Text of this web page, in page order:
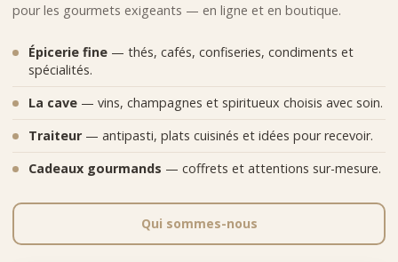
pour les gourmets exigeants — en ligne et en boutique.
Épicerie fine — thés, cafés, confiseries, condiments et
spécialités.
La cave — vins, champagnes et spiritueux choisis avec soin.
Traiteur — antipasti, plats cuisinés et idées pour recevoir.
Cadeaux gourmands — coffrets et attentions sur-mesure.
Qui sommes-nous